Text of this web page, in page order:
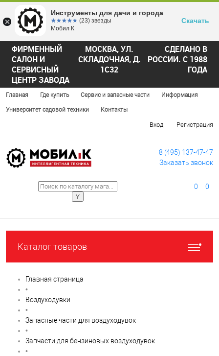
ФИРМЕННЫЙ
САЛОН И
СЕРВИСНЫЙ
ЦЕНТР ЗАВОДА
МОСКВА, УЛ.
СКЛАДОЧНАЯ, Д.
1С32
СДЕЛАНО В
РОССИИ. С 1988
ГОДА
Главная Где купить Сервис и запасные части Информация
Университет садовой техники Контакты
Вход Регистрация
8 (495) 137-47-47
Заказать звонок
0 0
Каталог товаров
Главная страница
•
Воздуходувки
•
Запасные части для воздуходувок
•
Запчасти для бензиновых воздуходувок
•
Инструменты для дачи и города
☆☆☆☆☆
★★★★★ (23) звезды
Мобил К
Скачать